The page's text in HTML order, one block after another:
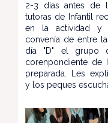
2-3 días antes de
tutoras de Infantil
en la actividad y
convenía de entre
día "D" el grupo
corenpondiente de
preparada. Les
y los peques